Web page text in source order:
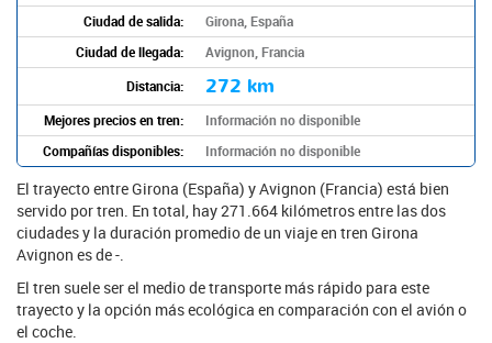
Ciudad de salida:
Girona, España
Ciudad de llegada:
Avignon, Francia
Distancia:
272 km
Mejores precios en tren:
Información no disponible
Compañías disponibles:
Información no disponible
El trayecto entre Girona (España) y Avignon (Francia) está bien
servido por tren. En total, hay 271.664 kilómetros entre las dos
ciudades y la duración promedio de un viaje en tren Girona
Avignon es de -.
El tren suele ser el medio de transporte más rápido para este
trayecto y la opción más ecológica en comparación con el avión o
el coche.